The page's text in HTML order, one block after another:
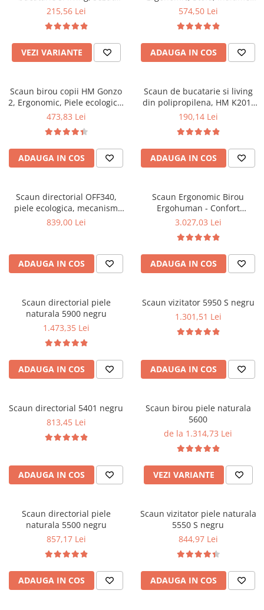
Stender haine
Suport pentru umerase
Etajere
Cuiere
Mese gradinita
Scaune gradinita
Set mese si scaune gradinita
Mobila camera copii
Saltele patuturi copii
Paturi copii
Masa si scaune gradinita
tapitat cu piele ecologica, 100
215,56 Lei
VEZI VARIANTE
reglabila, Mecanism
cm, Gri
574,50 Lei
ADAUGA IN COS
Scaun birou copii HM Gonzo
2, Ergonomic, Piele ecologica,
Inaltime ajustabila, Mecanism
473,83 Lei
ADAUGA IN COS
Scaun de bucatarie si living
din polipropilena, HM K201,
ergonomic, baza lemn masiv,
100 kg, alb
190,14 Lei
ADAUGA IN COS
Scaun directorial OFF340,
piele ecologica, mecanism
balans, robust, rabatabil 180
839,00 Lei
ADAUGA IN COS
Scaun Ergonomic Birou
Ergohuman - Confort
Premium, Reglaje Inteligente
Performanta la Birou
3.027,03 Lei
ADAUGA IN COS
Scaun directorial piele
naturala 5900 negru
1.473,35 Lei
ADAUGA IN COS
Scaun vizitator 5950 S negru
1.301,51 Lei
ADAUGA IN COS
Scaun directorial 5401 negru
813,45 Lei
ADAUGA IN COS
Scaun birou piele naturala
5600
de la 1.314,73 Lei
VEZI VARIANTE
Scaun directorial piele
naturala 5500 negru
857,17 Lei
ADAUGA IN COS
Scaun vizitator piele naturala
5550 S negru
844,97 Lei
ADAUGA IN COS